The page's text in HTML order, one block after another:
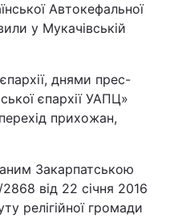
Автокефальної
у Мукачівській
днями прес-
єпархії УАПЦ»
прихожан,
Закарпатською
від 22 січня 2016
релігійної громади